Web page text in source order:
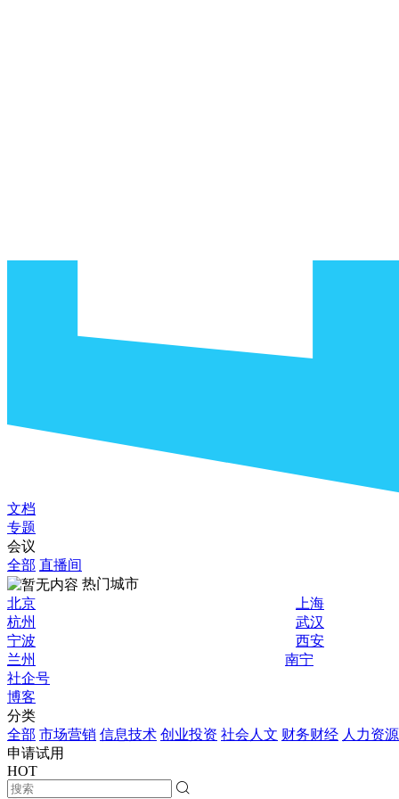
文档
专题
会议
全部 直播间
热门城市
北京
上海
杭州
武汉
宁波
西安
兰州
南宁
社企号
博客
分类
全部 市场营销 信息技术 创业投资 社会人文 财务财经 人力资源
申请试用
HOT